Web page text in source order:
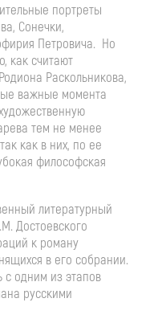
портреты
Сонечки,
Петровича. Но
как считают
Раскольникова,
важные момента
тем не менее
как в них, по ее
философская
литературный
Достоевского
к роману
в его собрании.
с одним из этапов
русскими